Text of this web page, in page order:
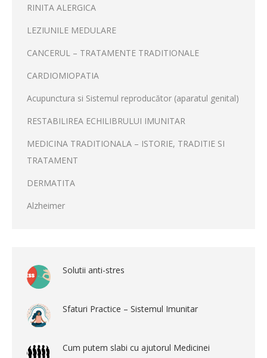
RINITA ALERGICA
LEZIUNILE MEDULARE
CANCERUL – TRATAMENTE TRADITIONALE
CARDIOMIOPATIA
Acupunctura si Sistemul reproducător (aparatul genital)
RESTABILIREA ECHILIBRULUI IMUNITAR
MEDICINA TRADITIONALA – ISTORIE, TRADITIE SI
TRATAMENT
DERMATITA
Alzheimer
Solutii anti-stres
Sfaturi Practice – Sistemul Imunitar
Cum putem slabi cu ajutorul Medicinei